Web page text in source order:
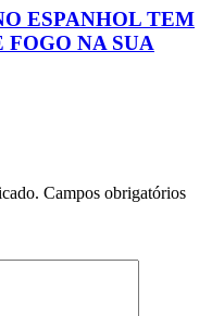
ESPANHOL TEM
NA SUA
Campos obrigatórios